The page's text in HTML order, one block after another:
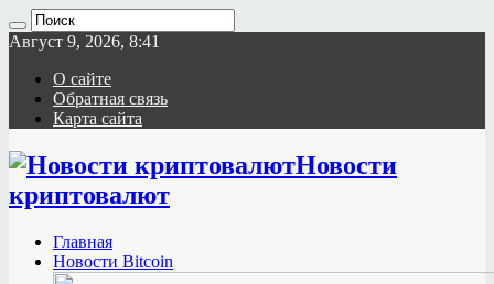
Август 9, 2026, 8:41
О сайте
Обратная связь
Карта сайта
Новости
криптовалют
Главная
Новости Bitcoin